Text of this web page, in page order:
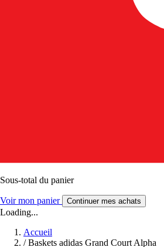
Sous-total du panier
Voir mon panier Continuer mes achats
Loading...
Accueil
/ Baskets adidas Grand Court Alpha